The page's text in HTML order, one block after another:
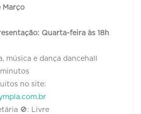
27 de Março
Quarta-feira às 18h
música e dança dancehall
no site:
🚫: Livre